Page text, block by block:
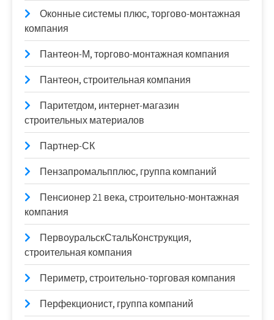
Оконные системы плюс, торгово-монтажная
компания
Пантеон-М, торгово-монтажная компания
Пантеон, строительная компания
Паритетдом, интернет-магазин
строительных материалов
Партнер-СК
Пензапромальпплюс, группа компаний
Пенсионер 21 века, строительно-монтажная
компания
ПервоуральскСтальКонструкция,
строительная компания
Периметр, строительно-торговая компания
Перфекционист, группа компаний